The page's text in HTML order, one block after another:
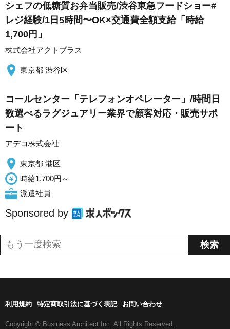
シェフの低糖質お弁当販売/渋谷東急フードショー#
レジ経験/1日5時間〜OK×交通費全額支給「時給
1,700円」
株式会社アクトプラス
東京都 渋谷区
コールセンター「テレフォンオペレーター」/時間日
数選べるラグジュアリー業界で顧客対応・販売サポ
ート
アデコ株式会社
東京都 港区
時給1,700円～
派遣社員
Sponsored by
利用規約 特定商取引法に基づく表記 お問い合わせ
Copyright © Business Architect Inc. All Rights Reserved.